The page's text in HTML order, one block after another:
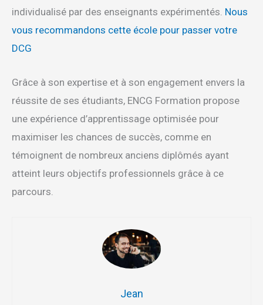
individualisé par des enseignants expérimentés. Nous
vous recommandons cette école pour passer votre
DCG
Grâce à son expertise et à son engagement envers la
réussite de ses étudiants, ENCG Formation propose
une expérience d’apprentissage optimisée pour
maximiser les chances de succès, comme en
témoignent de nombreux anciens diplômés ayant
atteint leurs objectifs professionnels grâce à ce
parcours.
Jean